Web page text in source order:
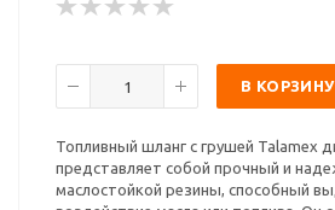
В КОРЗИНУ
Топливный шланг с грушей Talamex
представляет собой прочный и
маслостойкой резины, способный